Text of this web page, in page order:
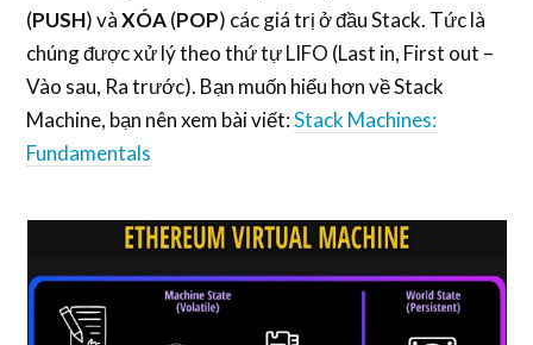
(PUSH) vàXÓA(POP) các giá trị ở đầu Stack. Tức là
chúng được xử lý theo thứ tự LIFO (Last in, First out –
Vào sau, Ra trước). Bạn muốn hiểu hơn về Stack
Machine, bạn nên xem bài viết:Stack Machines:
Fundamentals